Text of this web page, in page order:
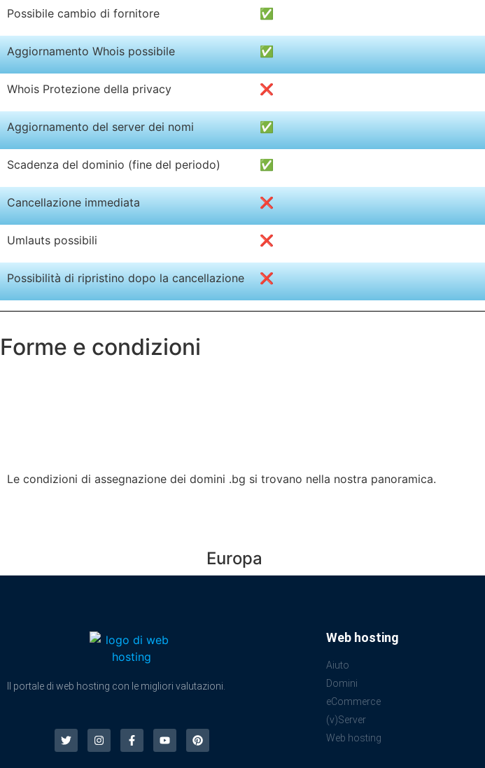
Possibile cambio di fornitore ✅
Aggiornamento Whois possibile ✅
Whois Protezione della privacy ❌
Aggiornamento del server dei nomi ✅
Scadenza del dominio (fine del periodo) ✅
Cancellazione immediata ❌
Umlauts possibili ❌
Possibilità di ripristino dopo la cancellazione ❌
Forme e condizioni
Le condizioni di assegnazione dei domini .bg si trovano nella nostra panoramica.
Europa
Il portale di web hosting con le migliori valutazioni.
Web hosting
Aiuto
Domini
eCommerce
(v)Server
Web hosting